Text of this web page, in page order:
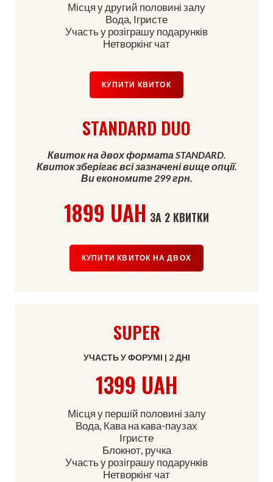
Місця у другий половині залу
Вода, Ігристе
Участь у розіграшу подарунків
Нетворкінг чат
КУПИТИ КВИТОК
STANDARD DUO
Квиток на двох формата STANDARD.
Квиток зберігає всі зазначені вище опції.
Ви економите 299 грн.
1899 UAH ЗА 2 КВИТКИ
КУПИТИ КВИТОК НА ДВОХ
SUPER
УЧАСТЬ У ФОРУМІ | 2 ДНІ
1399 UAH
Місця у першій половині залу
Вода, Кава на кава-паузах
Ігристе
Блокнот, ручка
Участь у розіграшу подарунків
Нетворкінг чат